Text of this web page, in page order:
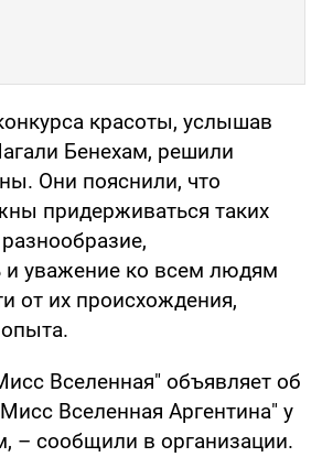
красоты, услышав
Бенехам, решили
Они пояснили, что
придерживаться таких
и уважение ко всем людям
от их происхождения,
Вселенная" объявляет об
Вселенная Аргентина" у
– сообщили в организации.